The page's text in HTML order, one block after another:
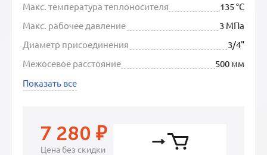
Макс. температура теплоносителя
135 °C
Макс. рабочее давление
3 МПа
Диаметр присоединения
3/4"
Межосевое расстояние
500 мм
Показать все
7 280 ₽
Цена без скидки